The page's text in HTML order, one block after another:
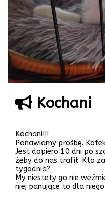
Kochani
Kochani!!!
Ponawiamy prośbę.
Jest dopiero 10 dni po
żeby do nas trafił. Kto
tygodnia?
My niestety go nie
niej panujące to dla